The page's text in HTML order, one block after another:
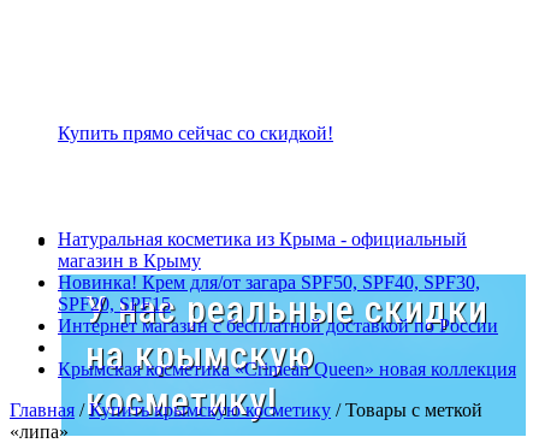
Купить прямо сейчас со скидкой!
У нас реальные скидки
на крымскую
косметику!
Натуральная косметика из Крыма - официальный
магазин в Крыму
Новинка! Крем для/от загара SPF50, SPF40, SPF30,
SPF20, SPF15
Интернет магазин с бесплатной доставкой по России
Крымская косметика «Crimean Queen» новая коллекция
Главная /Купить крымскую косметику / Товары с меткой
«липа»